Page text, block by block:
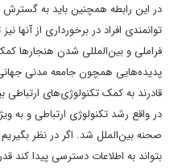
در این رابطه همچنین باید به گسترش
توانمندی افراد در برخورداری از
فراملی و بین‌المللی شدن هنجارها
پدیده‌هایی همچون جامعه مدنی
قادرند به کمک تکنولوژی‌های ارتباطی
در واقع رشد تکنولوژی ارتباطی و به
صحنه بین‌الملل شد. اگر در نظر
بتواند به اطلاعات دسترسی پیدا کند